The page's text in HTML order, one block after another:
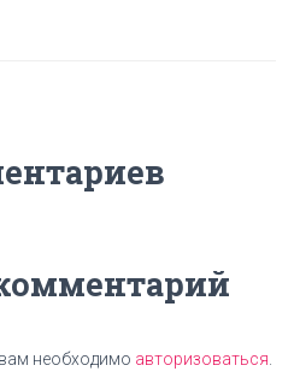
необходимо авторизоваться